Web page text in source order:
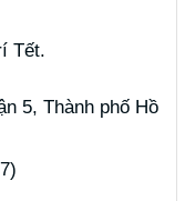
Tết.
5, Thành phố Hồ